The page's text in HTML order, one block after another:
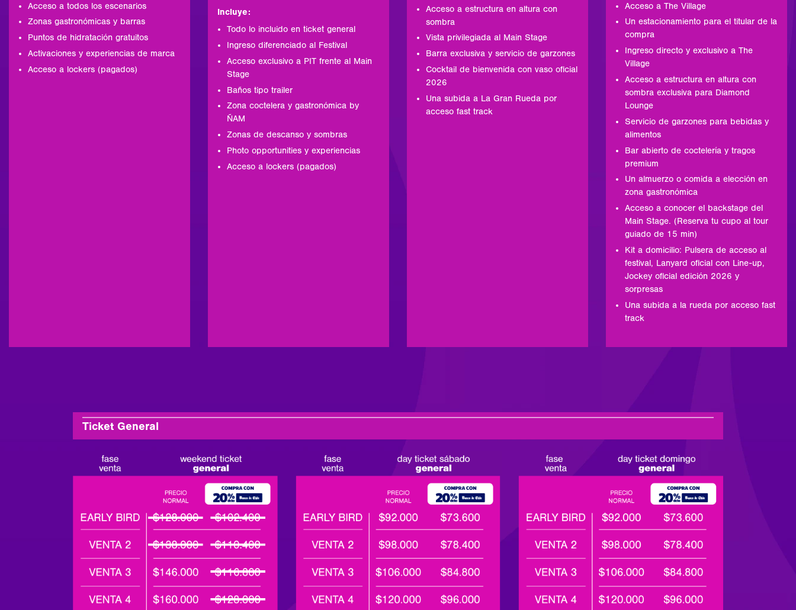
Acceso a todos los escenarios
Zonas gastronómicas y barras
Puntos de hidratación gratuitos
Activaciones y experiencias de marca
Acceso a lockers (pagados)
Incluye:
Todo lo incluido en ticket general
Ingreso diferenciado al Festival
Acceso exclusivo a PIT frente al Main
Stage
Baños tipo trailer
Zona coctelera y gastronómica by
ÑAM
Zonas de descanso y sombras
Photo opportunities y experiencias
Acceso a lockers (pagados)
Acceso a estructura en altura con
sombra
Vista privilegiada al Main Stage
Barra exclusiva y servicio de garzones
Cocktail de bienvenida con vaso oficial
2026
Una subida a La Gran Rueda por
acceso fast track
Acceso a The Village
Un estacionamiento para el titular de la
compra
Ingreso directo y exclusivo a The
Village
Acceso a estructura en altura con
sombra exclusiva para Diamond
Lounge
Servicio de garzones para bebidas y
alimentos
Bar abierto de coctelería y tragos
premium
Un almuerzo o comida a elección en
zona gastronómica
Acceso a conocer el backstage del
Main Stage. (Reserva tu cupo al tour
guiado de 15 min)
Kit a domicilio: Pulsera de acceso al
festival, Lanyard oficial con Line-up,
Jockey oficial edición 2026 y
sorpresas
Una subida a la rueda por acceso fast
track
Ticket General